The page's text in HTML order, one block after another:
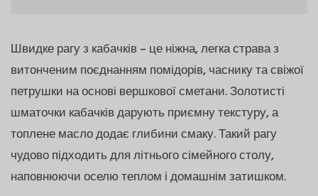
Швидке рагу з кабачків – це ніжна, легка страва з
витонченим поєднанням помідорів, часнику та свіжої
петрушки на основі вершкової сметани. Золотисті
шматочки кабачків дарують приємну текстуру, а
топлене масло додає глибини смаку. Такий рагу
чудово підходить для літнього сімейного столу,
наповнюючи оселю теплом і домашнім затишком.